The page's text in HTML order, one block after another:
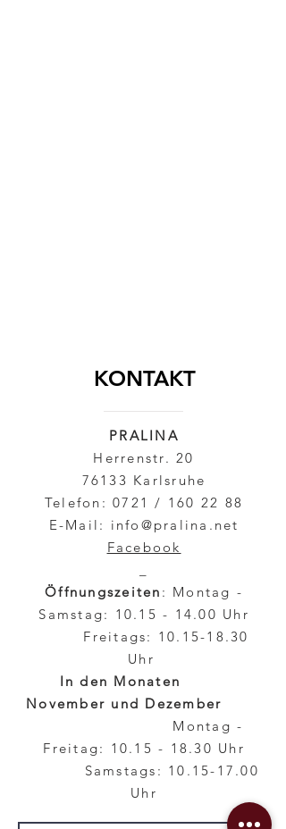
KONTAKT
PRALINA
Herrenstr. 20
76133 Karlsruhe
Telefon: 0721 / 160 22 88
E-Mail: info@pralina.net
Facebook
Öffnungszeiten : Montag -
Samstag: 10.15 - 14.00 Uhr
Freitags: 10.15-18.30
Uhr
In den Monaten
November und Dezember
Montag -
Freitag: 10.15 - 18.30 Uhr
Samstags: 10.15-17.00
Uhr